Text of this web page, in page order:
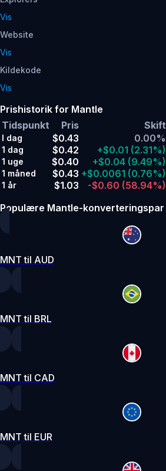
Vis
Website
Vis
Kildekode
Vis
Prishistorik for Mantle
Tidspunkt
Pris Skift
I dag $0.43 0.00%
1 dag $0.42 +$0.01 (2.31%)
1 uge $0.40 +$0.04 (9.49%)
1 måned $0.43 +$0.0061 (0.76%)
1 år $1.03 -$0.60 (58.94%)
Populære Mantle-konverteringspar
MNT til AUD
MNT til BRL
MNT til CAD
MNT til EUR